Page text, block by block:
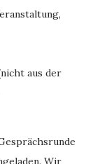
aus der
Wir